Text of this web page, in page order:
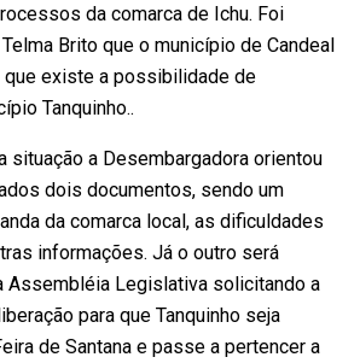
da comarca de Ichu. Foi
Brito que o município de Candeal
que existe a possibilidade de
Tanquinho..
situação a Desembargadora orientou
dois documentos, sendo um
da comarca local, as dificuldades
informações. Já o outro será
Assembléia Legislativa solicitando a
para que Tanquinho seja
de Santana e passe a pertencer a